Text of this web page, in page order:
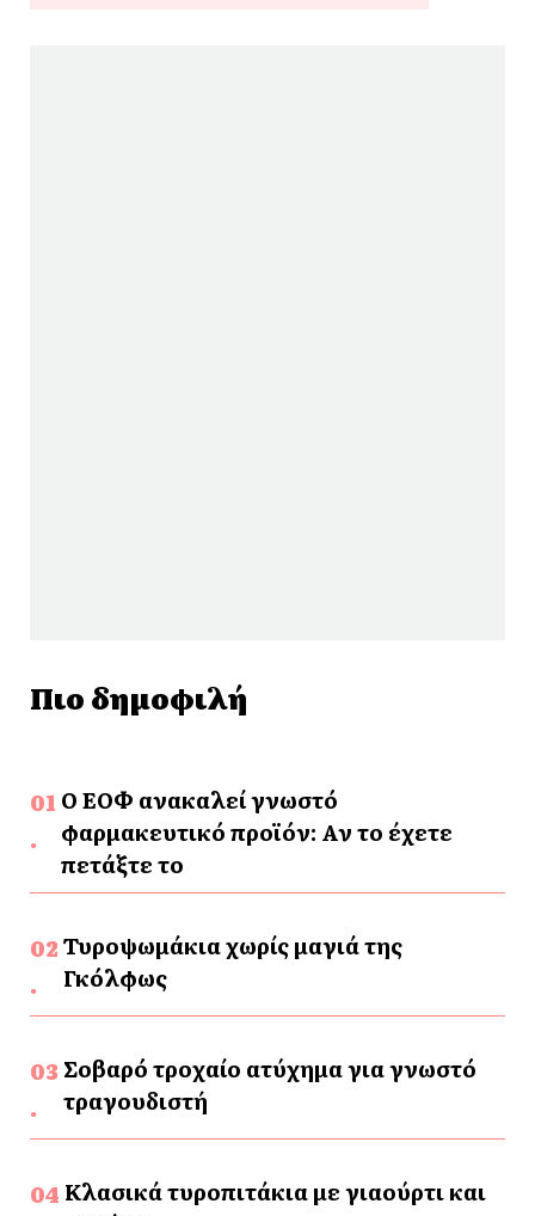
Πιο δημοφιλή
Ο ΕΟΦ ανακαλεί γνωστό
φαρμακευτικό προϊόν: Αν το έχετε
πετάξτε το
Τυροψωμάκια χωρίς μαγιά της
Γκόλφως
Σοβαρό τροχαίο ατύχημα για γνωστό
τραγουδιστή
Κλασικά τυροπιτάκια με γιαούρτι και